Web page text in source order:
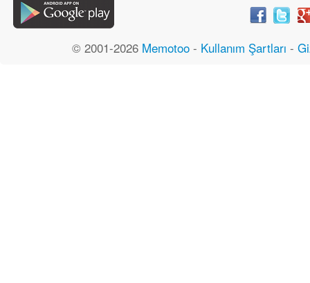
© 2001-2026 Memotoo - Kullanım Şartları -